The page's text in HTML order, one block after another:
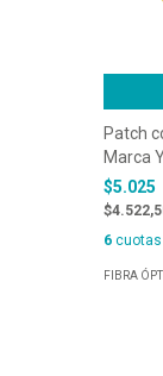
Patch
Marca
$5.025
6
FIBRA